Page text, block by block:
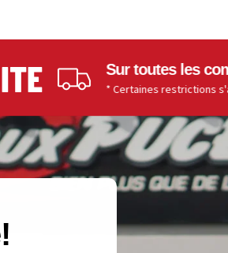
Sur toutes les
* Certaines restrictions